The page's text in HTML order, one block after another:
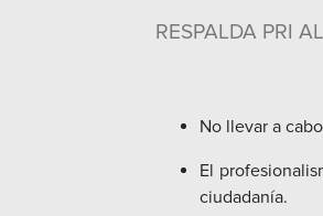
RESPALDA PRI
No llevar a
El
ciudadanía.